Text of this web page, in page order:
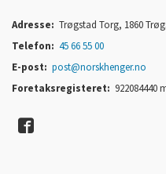
Adresse: Trøgstad Torg, 1860
Telefon: 45 66 55 00
E-post: post@norskhenger.no
Foretaksregisteret: 922084440